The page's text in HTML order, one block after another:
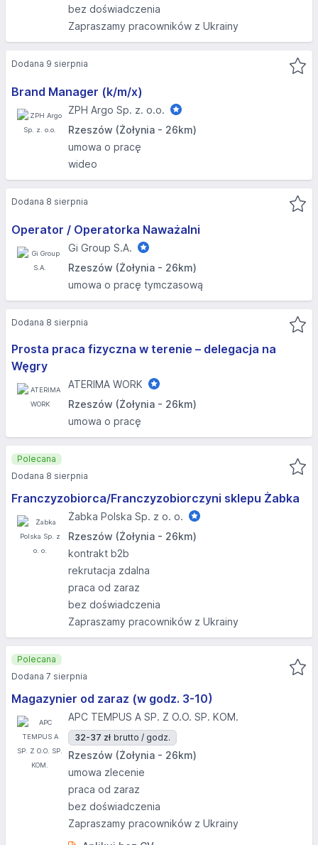
bez doświadczenia
Zapraszamy pracowników z Ukrainy
Brand Manager (k/m/x)
ZPH Argo Sp. z. o.o.
Rzeszów (Żołynia - 26km)
umowa o pracę
wideo
Dodana 9 sierpnia
Operator / Operatorka Naważalni
Gi Group S.A.
Rzeszów (Żołynia - 26km)
umowa o pracę tymczasową
Dodana 8 sierpnia
Prosta praca fizyczna w terenie – delegacja na
Węgry
ATERIMA WORK
Rzeszów (Żołynia - 26km)
umowa o pracę
Dodana 8 sierpnia
Franczyzobiorca/Franczyzobiorczyni sklepu Żabka
Żabka Polska Sp. z o. o.
Rzeszów (Żołynia - 26km)
kontrakt b2b
rekrutacja zdalna
praca od zaraz
bez doświadczenia
Zapraszamy pracowników z Ukrainy
Polecana
Dodana 8 sierpnia
Magazynier od zaraz (w godz. 3-10)
APC TEMPUS A SP. Z O.O. SP. KOM.
32-37 zł brutto / godz.
Rzeszów (Żołynia - 26km)
umowa zlecenie
praca od zaraz
bez doświadczenia
Zapraszamy pracowników z Ukrainy
Polecana
Dodana 7 sierpnia